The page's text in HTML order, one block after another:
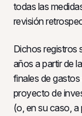
todas las
revisión
Dichos registros
años a partir de
finales de
proyecto de
(o, en su caso,